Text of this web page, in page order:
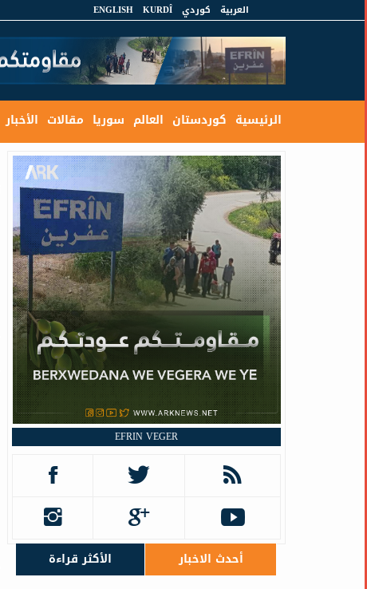
العربية كوردي KURDÎ
ENGLISH
الرئيسية كوردستان العالم سوريا مقالات الأخبار
EFRIN VEGER
أحدث الاخبار الأكثر قراءة